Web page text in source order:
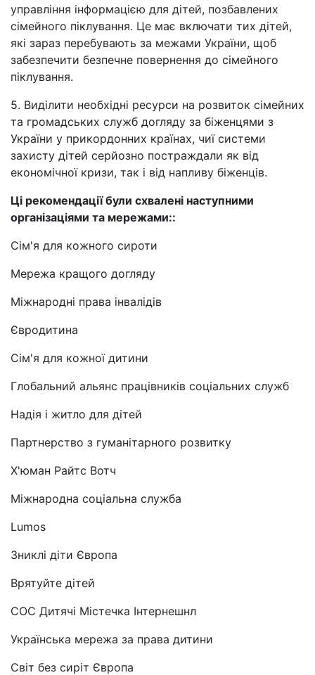
управління інформацією для дітей, позбавлених
сімейного піклування. Це має включати тих дітей,
які зараз перебувають за межами України, щоб
забезпечити безпечне повернення до сімейного
піклування.
5. Виділити необхідні ресурси на розвиток сімейних
та громадських служб догляду за біженцями з
України у прикордонних країнах, чиї системи
захисту дітей серйозно постраждали як від
економічної кризи, так і від напливу біженців.
Ці рекомендації були схвалені наступними
організаціями та мережами::
Сім'я для кожного сироти
Мережа кращого догляду
Міжнародні права інвалідів
Євродитина
Сім'я для кожної дитини
Глобальний альянс працівників соціальних служб
Надія і житло для дітей
Партнерство з гуманітарного розвитку
Х'юман Райтс Вотч
Міжнародна соціальна служба
Lumos
Зниклі діти Європа
Врятуйте дітей
СОС Дитячі Містечка Інтернешнл
Українська мережа за права дитини
Світ без сиріт Європа